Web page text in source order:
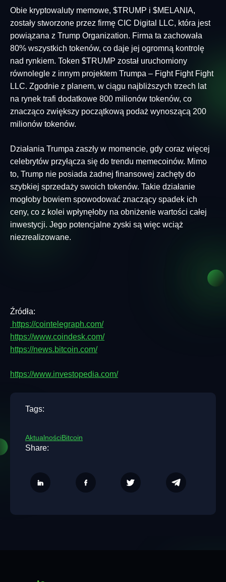
Obie kryptowaluty memowe, $TRUMP i $MELANIA,
zostały stworzone przez firmę CIC Digital LLC, która jest
powiązana z Trump Organization. Firma ta zachowała
80% wszystkich tokenów, co daje jej ogromną kontrolę
nad rynkiem. Token $TRUMP został uruchomiony
równolegle z innym projektem Trumpa – Fight Fight Fight
LLC. Zgodnie z planem, w ciągu najbliższych trzech lat
na rynek trafi dodatkowe 800 milionów tokenów, co
znacząco zwiększy początkową podaż wynoszącą 200
milionów tokenów.
Działania Trumpa zaszły w momencie, gdy coraz więcej
celebrytów przyłącza się do trendu memecoinów. Mimo
to, Trump nie posiada żadnej finansowej zachęty do
szybkiej sprzedaży swoich tokenów. Takie działanie
mogłoby bowiem spowodować znaczący spadek ich
ceny, co z kolei wpłynęłoby na obniżenie wartości całej
inwestycji. Jego potencjalne zyski są więc wciąż
niezrealizowane.
Źródła:
https://cointelegraph.com/
https://www.coindesk.com/
https://news.bitcoin.com/
https://www.investopedia.com/
Tags:
AktualnościBitcoin
Share: